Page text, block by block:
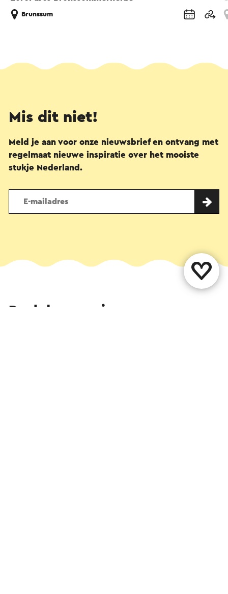
Brunssum
Mis dit niet!
Meld je aan voor onze nieuwsbrief en ontvang met
regelmaat nieuwe inspiratie over het mooiste
stukje Nederland.
Deel deze pagina